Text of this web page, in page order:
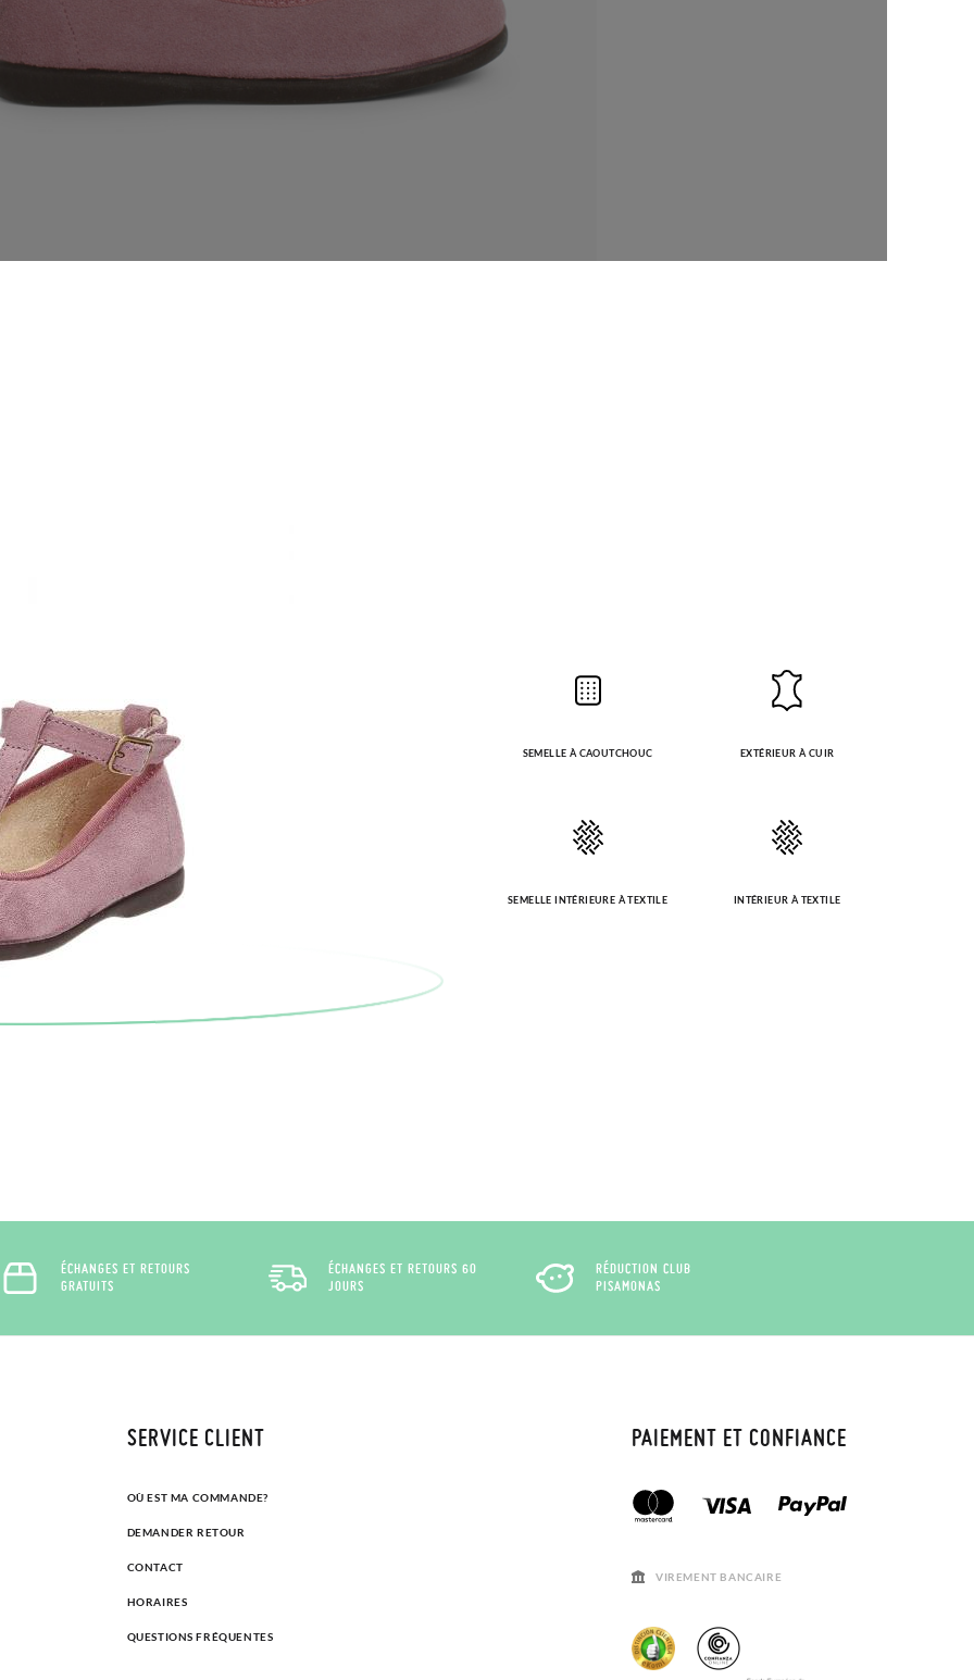
SEMELLE À CAOUTCHOUC EXTÉRIEUR À CUIR
SEMELLE INTÉRIEURE À TEXTILE INTÉRIEUR À TEXTILE
ÉCHANGES ET RETOURS
GRATUITS
ÉCHANGES ET RETOURS 60
JOURS
RÉDUCTION CLUB
PISAMONAS
SERVICE CLIENT
OÙ EST MA COMMANDE?
DEMANDER RETOUR
CONTACT
HORAIRES
QUESTIONS FRÉQUENTES
PAIEMENT ET CONFIANCE
VIREMENT BANCAIRE